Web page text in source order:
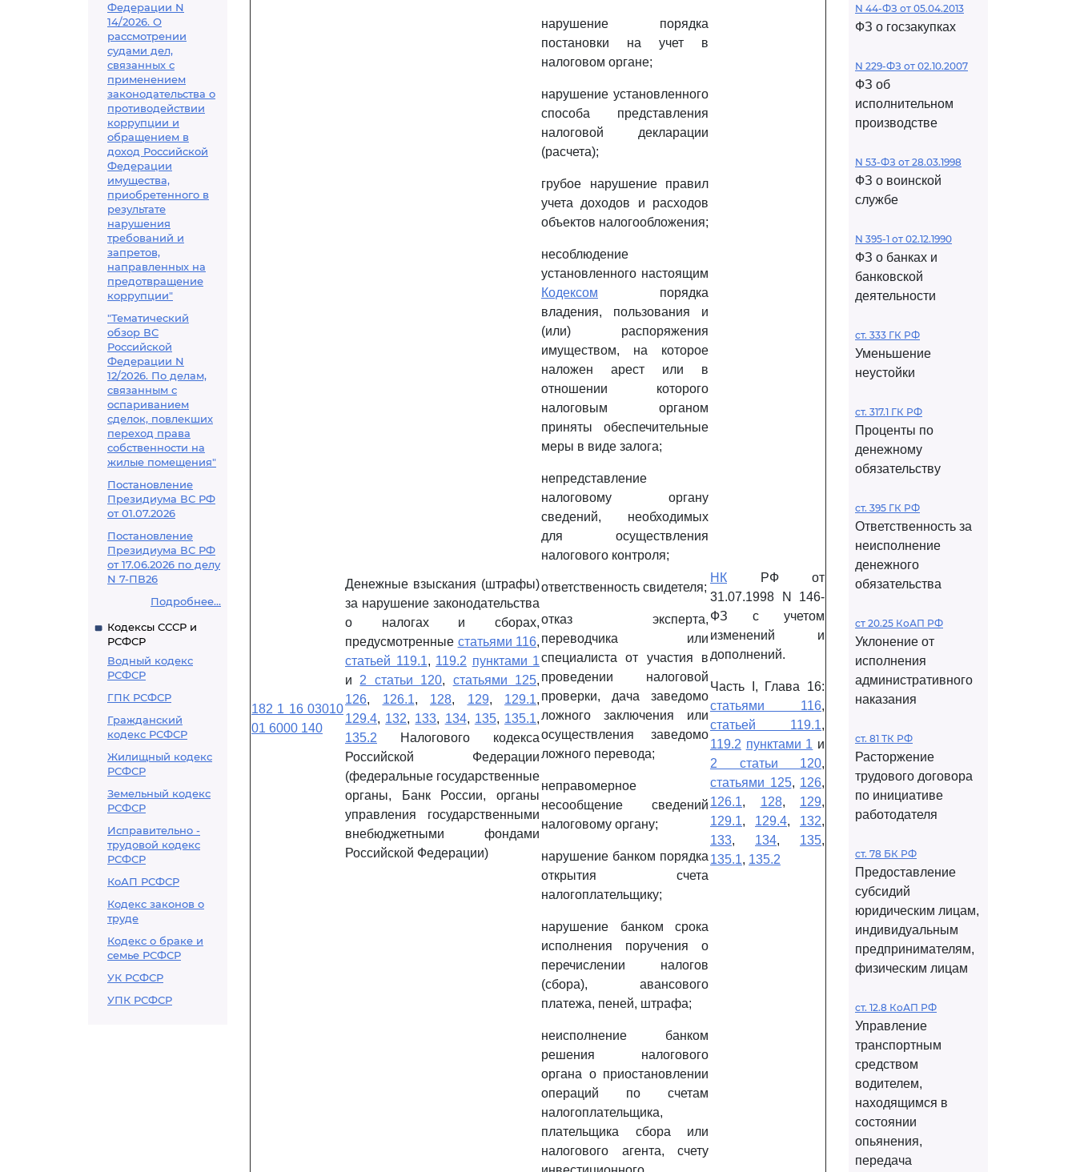
Федерации N
14/2026. О
рассмотрении
судами дел,
связанных с
применением
законодательства о
противодействии
коррупции и
обращением в
доход Российской
Федерации
имущества,
приобретенного в
результате
нарушения
требований и
запретов,
направленных на
предотвращение
коррупции"
"Тематический
обзор ВС
Российской
Федерации N
12/2026. По делам,
связанным с
оспариванием
сделок, повлекших
переход права
собственности на
жилые помещения"
Постановление
Президиума ВС РФ
от 01.07.2026
Постановление
Президиума ВС РФ
от 17.06.2026 по делу
N 7-ПВ26
Подробнее...
Кодексы СССР и
РСФСР
Водный кодекс
РСФСР
ГПК РСФСР
Гражданский
кодекс РСФСР
Жилищный кодекс
РСФСР
Земельный кодекс
РСФСР
Исправительно -
трудовой кодекс
РСФСР
КоАП РСФСР
Кодекс законов о
труде
Кодекс о браке и
семье РСФСР
УК РСФСР
УПК РСФСР
182 1 16 03010
01 6000 140
Денежные взыскания (штрафы)
за нарушение законодательства
о налогах и сборах,
предусмотренные статьями 116,
статьей 119.1, 119.2 пунктами 1
и 2 статьи 120, статьями 125,
126, 126.1, 128, 129, 129.1,
129.4, 132, 133, 134, 135, 135.1,
135.2 Налогового кодекса
Российской Федерации
(федеральные государственные
органы, Банк России, органы
управления государственными
внебюджетными фондами
Российской Федерации)
нарушение порядка
постановки на учет в
налоговом органе;
нарушение установленного
способа представления
налоговой декларации
(расчета);
грубое нарушение правил
учета доходов и расходов
объектов налогообложения;
несоблюдение
установленного настоящим
Кодексом порядка
владения, пользования и
(или) распоряжения
имуществом, на которое
наложен арест или в
отношении которого
налоговым органом
приняты обеспечительные
меры в виде залога;
непредставление
налоговому органу
сведений, необходимых
для осуществления
налогового контроля;
ответственность свидетеля;
отказ эксперта,
переводчика или
специалиста от участия в
проведении налоговой
проверки, дача заведомо
ложного заключения или
осуществления заведомо
ложного перевода;
неправомерное
несообщение сведений
налоговому органу;
нарушение банком порядка
открытия счета
налогоплательщику;
нарушение банком срока
исполнения поручения о
перечислении налогов
(сбора), авансового
платежа, пеней, штрафа;
неисполнение банком
решения налогового
органа о приостановлении
операций по счетам
налогоплательщика,
плательщика сбора или
налогового агента, счету
НК РФ от
31.07.1998 N 146-
ФЗ с учетом
изменений и
дополнений.
Часть I, Глава 16:
статьями 116,
статьей 119.1,
119.2 пунктами 1 и
2 статьи 120,
статьями 125, 126,
126.1, 128, 129,
129.1, 129.4, 132,
133, 134, 135,
135.1, 135.2
N 44-ФЗ от 05.04.2013
ФЗ о госзакупках
N 229-ФЗ от 02.10.2007
ФЗ об
исполнительном
производстве
N 53-ФЗ от 28.03.1998
ФЗ о воинской
службе
N 395-1 от 02.12.1990
ФЗ о банках и
банковской
деятельности
ст. 333 ГК РФ
Уменьшение
неустойки
ст. 317.1 ГК РФ
Проценты по
денежному
обязательству
ст. 395 ГК РФ
Ответственность за
неисполнение
денежного
обязательства
ст 20.25 КоАП РФ
Уклонение от
исполнения
административного
наказания
ст. 81 ТК РФ
Расторжение
трудового договора
по инициативе
работодателя
ст. 78 БК РФ
Предоставление
субсидий
юридическим лицам,
индивидуальным
предпринимателям,
физическим лицам
ст. 12.8 КоАП РФ
Управление
транспортным
средством
водителем,
находящимся в
состоянии
опьянения,
передача